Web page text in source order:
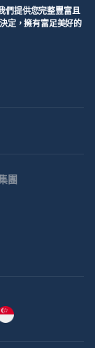
們提供您完整豐富且
定，擁有富足美好的
團